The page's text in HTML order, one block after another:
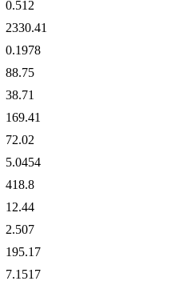
0.512
2330.41
0.1978
88.75
38.71
169.41
72.02
5.0454
418.8
12.44
2.507
195.17
7.1517